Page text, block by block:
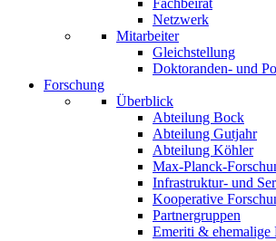
Fachbeirat
Netzwerk
Mitarbeiter
Gleichstellung
Doktoranden- und
Forschung
Überblick
Abteilung Bock
Abteilung Gutjahr
Abteilung Köhler
Max-Planck-
Infrastruktur- und
Kooperative
Partnergruppen
Emeriti & ehemalige